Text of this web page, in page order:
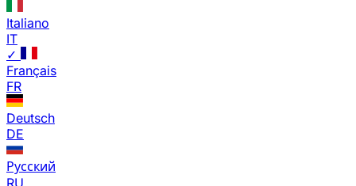
Italiano
IT
✓
Français
FR
Deutsch
DE
Русский
RU